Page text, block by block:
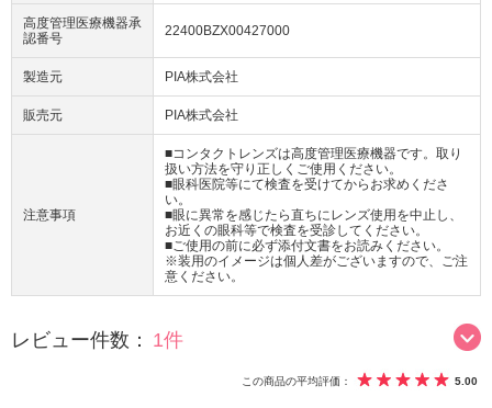
高度管理医療機器承
認番号
22400BZX00427000
製造元 PIA株式会社
販売元 PIA株式会社
注意事項
■コンタクトレンズは高度管理医療機器です。取り
扱い方法を守り正しくご使用ください。
■眼科医院等にて検査を受けてからお求めくださ
い。
■眼に異常を感じたら直ちにレンズ使用を中止し、
お近くの眼科等で検査を受診してください。
■ご使用の前に必ず添付文書をお読みください。
※装用のイメージは個人差がございますので、ご注
意ください。
レビュー件数： 1件
この商品の平均評価： 5.00